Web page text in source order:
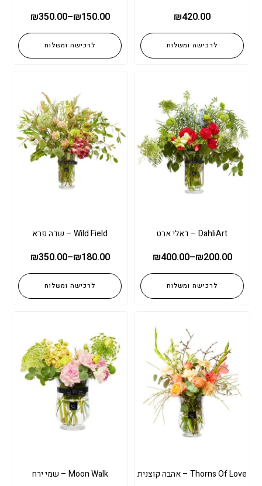
₪420.00
לרכישה ומשלוח
₪150.00
–
₪350.00
לרכישה ומשלוח
DahliArt – דאלי ארט
₪200.00
–
₪400.00
לרכישה ומשלוח
Wild Field – שדה פרא
₪180.00
–
₪350.00
לרכישה ומשלוח
Thorns Of Love – אהבה קוצנית Moon Walk – שמי ירח